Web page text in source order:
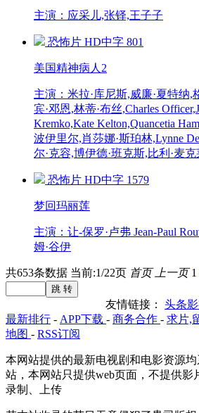
主演：应采儿,张铎,王子子
恐怖片 HD中字 801
美国精神病人2
主演：米拉·库尼斯,威廉·夏特纳,
宾·邓恩,林蒂·布丝,Charles
Kremko,Kate Kelton,Quancetia
波伊里尔,肖莎娜·斯珀林,Lynne
尔·克容,博伊德·班克斯,比利·麦
恐怖片 HD中字 1579
梦回玛丽莲
主演：让-保罗·卢弗 Jean-Paul
姆·谷伊
共653条数据 当前:1/22页 首页 上一页 1
友情链接： 头条
最新排行 - APP下载 - 商务合作 - 求片,
地图 - RSS订阅
本网站提供的最新电视剧和电影资源
站，本网站只提供web页面，不提供影
录制、上传